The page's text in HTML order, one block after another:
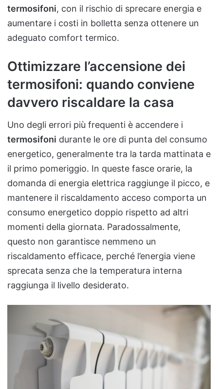
termosifoni, con il rischio di sprecare energia e
aumentare i costi in bolletta senza ottenere un
adeguato comfort termico.
Ottimizzare l’accensione dei
termosifoni: quando conviene
davvero riscaldare la casa
Uno degli errori più frequenti è accendere i
termosifoni durante le ore di punta del consumo
energetico, generalmente tra la tarda mattinata e
il primo pomeriggio. In queste fasce orarie, la
domanda di energia elettrica raggiunge il picco, e
mantenere il riscaldamento acceso comporta un
consumo energetico doppio rispetto ad altri
momenti della giornata. Paradossalmente,
questo non garantisce nemmeno un
riscaldamento efficace, perché l’energia viene
sprecata senza che la temperatura interna
raggiunga il livello desiderato.